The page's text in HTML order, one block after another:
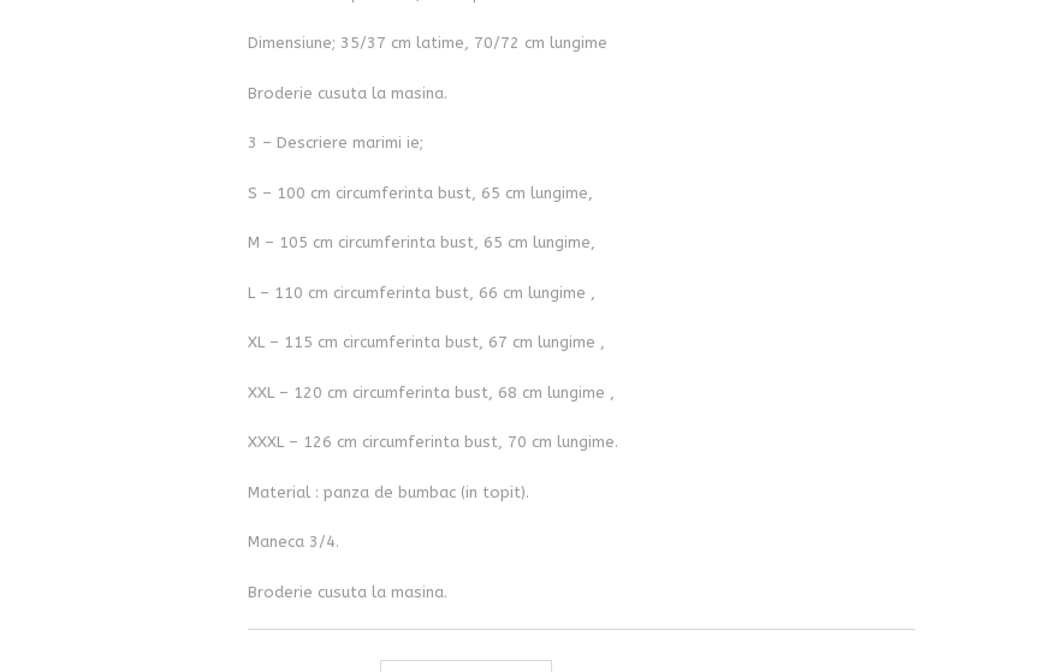
Dimensiune; 35/37 cm latime, 70/72 cm lungime
Broderie cusuta la masina.
3 – Descriere marimi ie;
S – 100 cm circumferinta bust, 65 cm lungime,
M – 105 cm circumferinta bust, 65 cm lungime,
L – 110 cm circumferinta bust, 66 cm lungime ,
XL – 115 cm circumferinta bust, 67 cm lungime ,
XXL – 120 cm circumferinta bust, 68 cm lungime ,
XXXL – 126 cm circumferinta bust, 70 cm lungime.
Material : panza de bumbac (in topit).
Maneca 3/4.
Broderie cusuta la masina.